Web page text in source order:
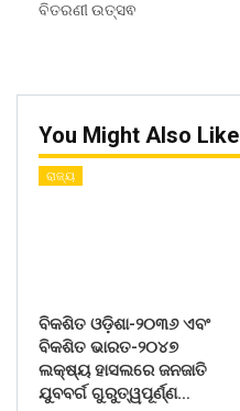
ବିତରଣୀ ଉତ୍ସଵ
You Might Also Like
ରାଜ୍ୟ
ବିକଶିତ ଓଡ଼ିଶା-୨୦୩୬ ଏବଂ
ବିକଶିତ ଭାରତ-୨୦୪୭
ଲକ୍ଷ୍ୟ ହାସଲରେ ଜନଜାତି
ଯୁବବର୍ଗ ଗୁରୁତ୍ୱପୂର୍ଣ୍ଣ…